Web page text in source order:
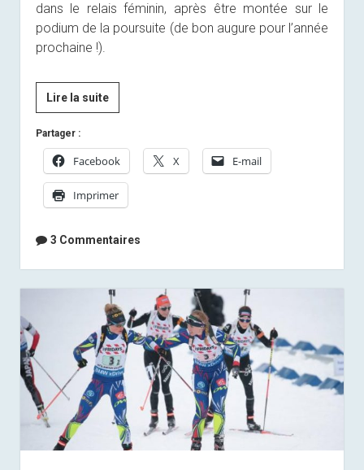
dans le relais féminin, après être montée sur le
podium de la poursuite (de bon augure pour l’année
prochaine !).
Lire la suiteMagnifique
victoire
relais
mixte
à
!
Partager :
Facebook X E-mail
Imprimer
3 Commentaires